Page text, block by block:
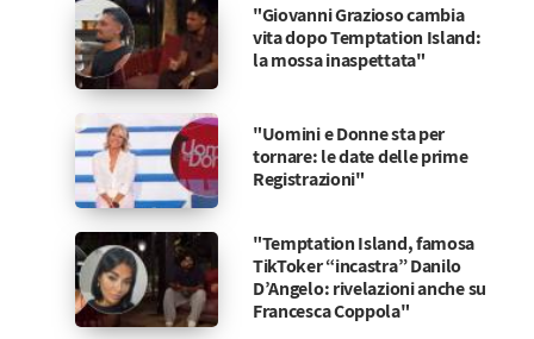
"Giovanni Grazioso cambia
vita dopo Temptation Island:
la mossa inaspettata"
"Uomini e Donne sta per
tornare: le date delle prime
Registrazioni"
"Temptation Island, famosa
TikToker “incastra” Danilo
D’Angelo: rivelazioni anche su
Francesca Coppola"